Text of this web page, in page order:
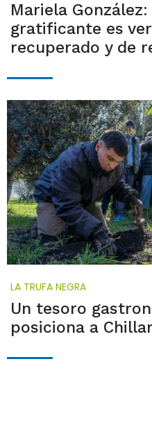
Mariela
gratificante es
recuperado y de
LA TRUFA NEGRA
Un tesoro
posiciona a